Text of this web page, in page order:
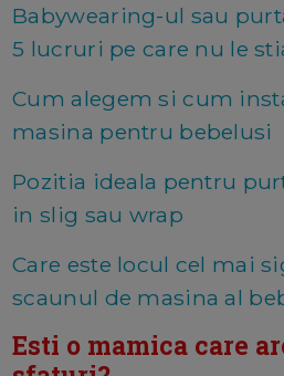
Babywearing-ul sau
5 lucruri pe care nu le
Cum alegem si cum
masina pentru bebelusi
Pozitia ideala pentru
in slig sau wrap
Care este locul cel mai
scaunul de masina al
Esti o mamica care